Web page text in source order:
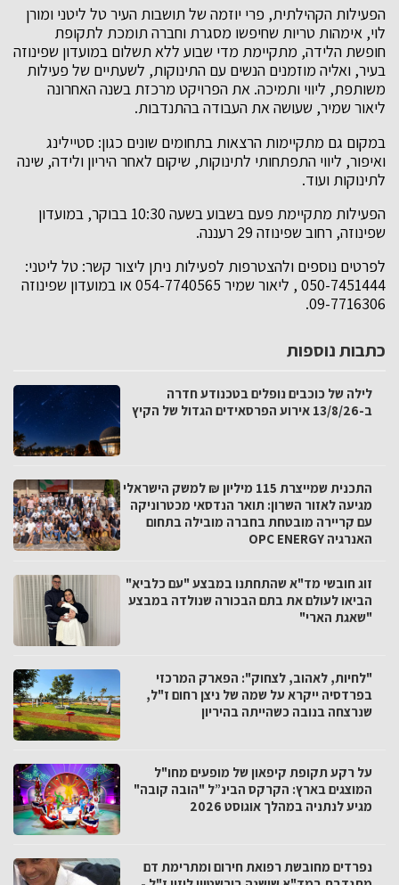
הפעילות הקהילתית, פרי יוזמה של תושבות העיר טל ליטני ומורן
לוי, אימהות טריות שחיפשו מסגרת וחברה תומכת לתקופת
חופשת הלידה, מתקיימת מדי שבוע ללא תשלום במועדון שפינוזה
בעיר, ואליה מוזמנים הנשים עם התינוקות, לשעתיים של פעילות
משותפת, ליווי ותמיכה. את הפרויקט מרכזת בשנה האחרונה
ליאור שמיר, שעושה את העבודה בהתנדבות.
במקום גם מתקיימות הרצאות בתחומים שונים כגון: סטיילינג
ואיפור, ליווי התפתחותי לתינוקות, שיקום לאחר היריון ולידה, שינה
לתינוקות ועוד.
הפעילות מתקיימת פעם בשבוע בשעה 10:30 בבוקר, במועדון
שפינוזה, רחוב שפינוזה 29 רעננה.
לפרטים נוספים ולהצטרפות לפעילות ניתן ליצור קשר: טל ליטני:
050-7451444 , ליאור שמיר 054-7740565 או במועדון שפינוזה
09-7716306.
כתבות נוספות
לילה של כוכבים נופלים בטכנודע חדרה
ב-13/8/26 אירוע הפרסאידים הגדול של הקיץ
התכנית שמייצרת 115 מיליון ₪ למשק הישראלי
מגיעה לאזור השרון: תואר הנדסאי מכטרוניקה
עם קריירה מובטחת בחברה מובילה בתחום
האנרגיה OPC ENERGY
זוג חובשי מד"א שהתחתנו במבצע "עם כלביא"
הביאו לעולם את בתם הבכורה שנולדה במבצע
"שאגת הארי"
"לחיות, לאהוב, לצחוק": הפארק המרכזי
בפרדסיה ייקרא על שמה של ניצן רחום ז"ל,
שנרצחה בנובה כשהייתה בהיריון
על רקע תקופת קיפאון של מופעים מחו"ל
המוצגים בארץ: הקרקס הבינ”ל "הובה קובה"
מגיע לנתניה במהלך אוגוסט 2026
נפרדים מחובשת רפואת חירום ומתרימת דם